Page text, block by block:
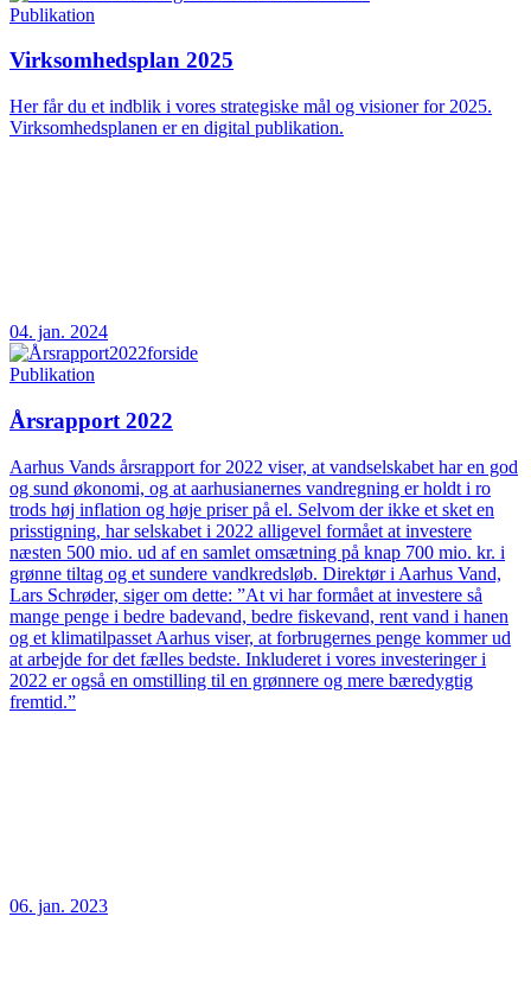
Publikation
Virksomhedsplan 2025
Her får du et indblik i vores strategiske mål og visioner for 2025.
Virksomhedsplanen er en digital publikation.
04. jan. 2024
Publikation
Årsrapport 2022
Aarhus Vands årsrapport for 2022 viser, at vandselskabet har en god
og sund økonomi, og at aarhusianernes vandregning er holdt i ro
trods høj inflation og høje priser på el. Selvom der ikke et sket en
prisstigning, har selskabet i 2022 alligevel formået at investere
næsten 500 mio. ud af en samlet omsætning på knap 700 mio. kr. i
grønne tiltag og et sundere vandkredsløb. Direktør i Aarhus Vand,
Lars Schrøder, siger om dette: ”At vi har formået at investere så
mange penge i bedre badevand, bedre fiskevand, rent vand i hanen
og et klimatilpasset Aarhus viser, at forbrugernes penge kommer ud
at arbejde for det fælles bedste. Inkluderet i vores investeringer i
2022 er også en omstilling til en grønnere og mere bæredygtig
fremtid.”
06. jan. 2023